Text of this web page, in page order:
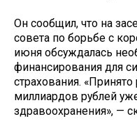
Он сообщил, что на
совета по борьбе с
июня обсуждалась
финансирования для
страхования.
миллиардов рублей
здравоохранения», —